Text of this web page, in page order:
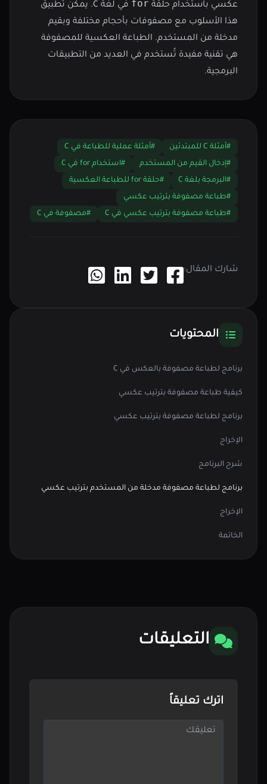
عكسي باستخدام حلقة for
في لغة C. يمكن تطبيق
هذا الأسلوب مع مصفوفات بأحجام مختلفة وبقيم
مدخلة من المستخدم. الطباعة العكسية للمصفوفة
هي تقنية مفيدة تُستخدم في العديد من التطبيقات
البرمجية.
#أمثلة C للمبتدئين
#أمثلة عملية للطباعة في C
#إدخال القيم من المستخدم
#استخدام for في C
#البرمجة بلغة C
#حلقة for للطباعة العكسية
#طباعة مصفوفة بترتيب عكسي
#طباعة مصفوفة بترتيب عكسي في C
#مصفوفة في C
شارك المقال:
المحتويات
برنامج لطباعة مصفوفة بالعكس في C
كيفية طباعة مصفوفة بترتيب عكسي
برنامج لطباعة مصفوفة بترتيب عكسي
الإخراج
شرح البرنامج
برنامج لطباعة مصفوفة مدخلة من المستخدم بترتيب عكسي
الإخراج
الخاتمة
التعليقات
اترك تعليقاً